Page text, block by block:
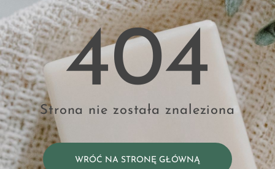
404
Strona nie została znaleziona
WRÓĆ NA STRONĘ GŁÓWNĄ